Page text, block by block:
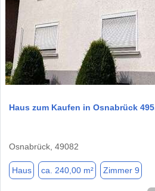
Haus zum Kaufen in Osnabrück
Osnabrück, 49082
Haus ca. 240,00 m² Zimmer 9